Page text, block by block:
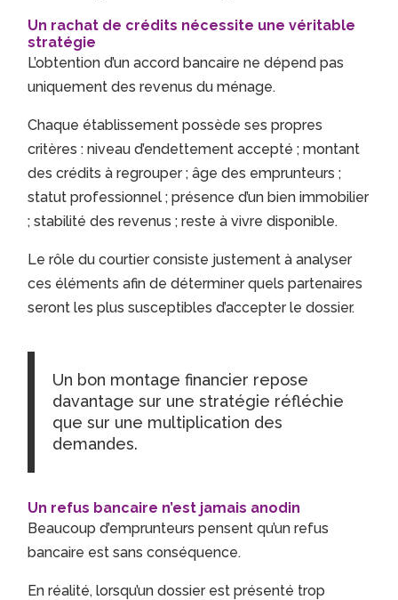
Un rachat de crédits nécessite une véritable
stratégie
L’obtention d’un accord bancaire ne dépend pas
uniquement des revenus du ménage.
Chaque établissement possède ses propres
critères : niveau d’endettement accepté ; montant
des crédits à regrouper ; âge des emprunteurs ;
statut professionnel ; présence d’un bien immobilier
; stabilité des revenus ; reste à vivre disponible.
Le rôle du courtier consiste justement à analyser
ces éléments afin de déterminer quels partenaires
seront les plus susceptibles d’accepter le dossier.
Un bon montage financier repose
davantage sur une stratégie réfléchie
que sur une multiplication des
demandes.
Un refus bancaire n’est jamais anodin
Beaucoup d’emprunteurs pensent qu’un refus
bancaire est sans conséquence.
En réalité, lorsqu’un dossier est présenté trop